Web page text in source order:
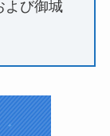
よび御城